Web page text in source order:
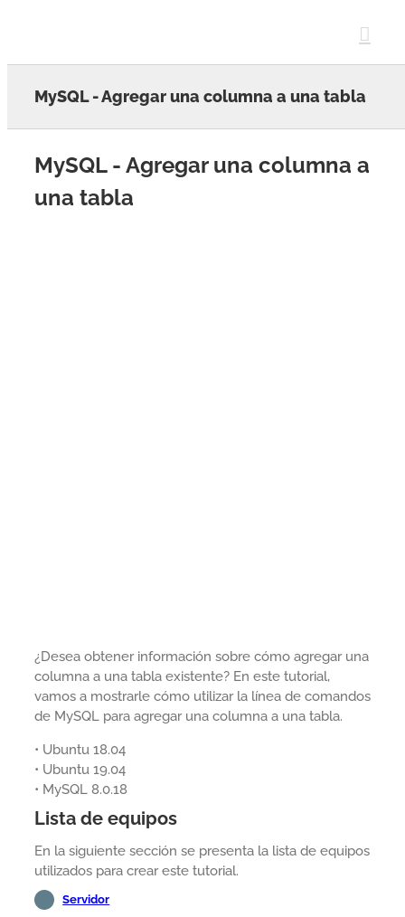
MySQL - Agregar una columna a una tabla
MySQL - Agregar una columna a
una tabla
¿Desea obtener información sobre cómo agregar una
columna a una tabla existente? En este tutorial,
vamos a mostrarle cómo utilizar la línea de comandos
de MySQL para agregar una columna a una tabla.
• Ubuntu 18.04
• Ubuntu 19.04
• MySQL 8.0.18
Lista de equipos
En la siguiente sección se presenta la lista de equipos
utilizados para crear este tutorial.
Servidor